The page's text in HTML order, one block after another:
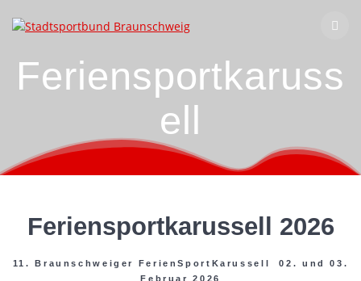
Inhalt
Feriensportkaruss
ell
Feriensportkarussell 2026
11. Braunschweiger FerienSportKarussell 02. und 03.
Februar 2026